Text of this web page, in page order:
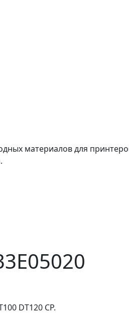
материалов для
DT120 CP.